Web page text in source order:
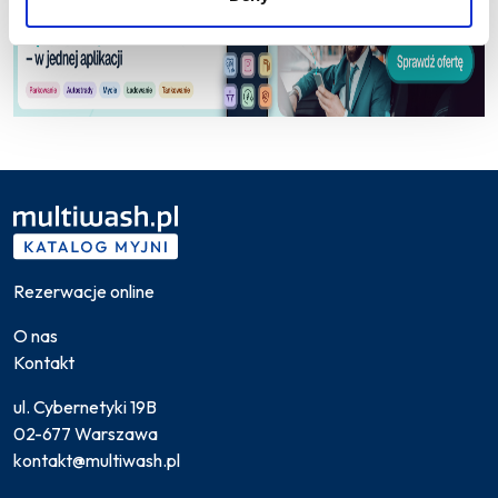
Rezerwacje online
O nas
Kontakt
ul. Cybernetyki 19B
02-677 Warszawa
kontakt@multiwash.pl